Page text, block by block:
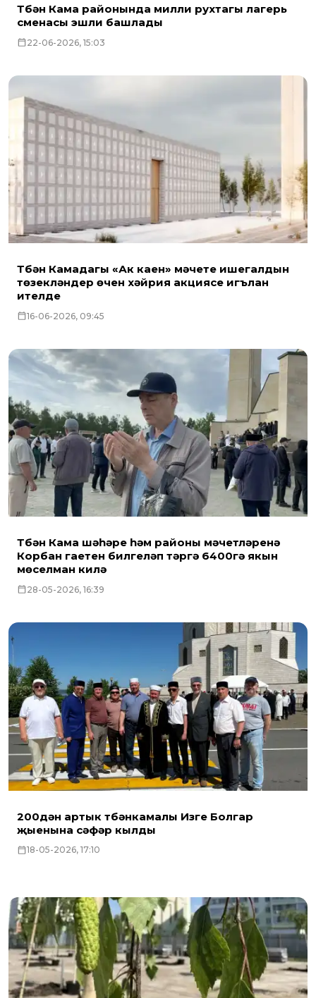
Түбән Кама районында милли рухтагы лагерь
сменасы эшли башлады
22-06-2026, 15:03
Түбән Камадагы «Ак каен» мәчете ишегалдын
төзекләндерү өчен хәйрия акциясе игълан
ителде
16-06-2026, 09:45
Түбән Кама шәһәре һәм районы мәчетләренә
Корбан гаетен билгеләп үтәргә 6400гә якын
мөселман килә
28-05-2026, 16:39
200дән артык түбәнкамалы Изге Болгар
җыенына сәфәр кылды
18-05-2026, 17:10